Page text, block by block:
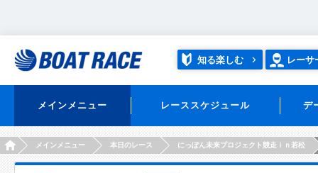
知る楽しむ レーサ
メインメニュー レーススケジュール デ
HOMEメインメニュー 本日のレース にっぽん未来プロジェクト競走ｉｎ若松